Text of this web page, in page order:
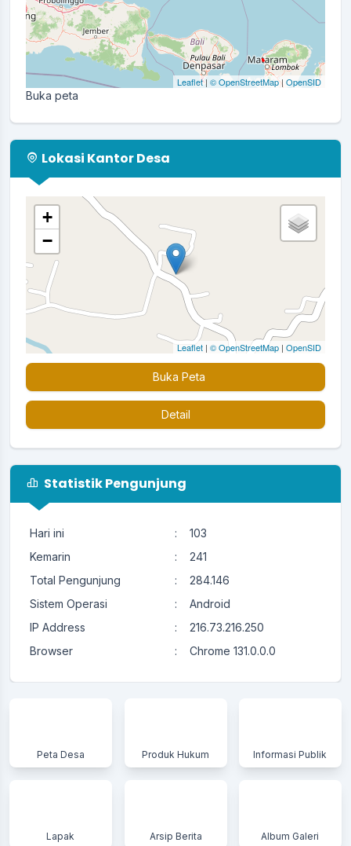
Leaflet| © OpenStreetMap| OpenSID
Buka peta
Lokasi Kantor Desa
+
−
Leaflet | © OpenStreetMap | OpenSID
Buka Peta
Detail
Statistik Pengunjung
Hari ini :
103
Kemarin
:
241
Total Pengunjung
:
284.146
Sistem Operasi
:
Android
IP Address
:
216.73.216.250
Browser
: Chrome 131.0.0.0
Peta Desa Produk Hukum Informasi Publik
Lapak Arsip Berita Album Galeri